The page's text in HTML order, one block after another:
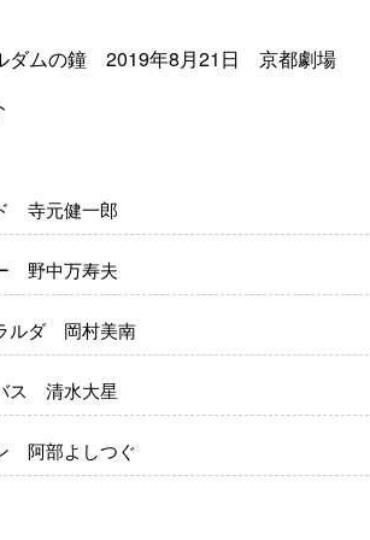
ダムの鐘 2019年8月21日 京都劇場
寺元健一郎
野中万寿夫
ルダ 岡村美南
ス 清水大星
阿部よしつぐ